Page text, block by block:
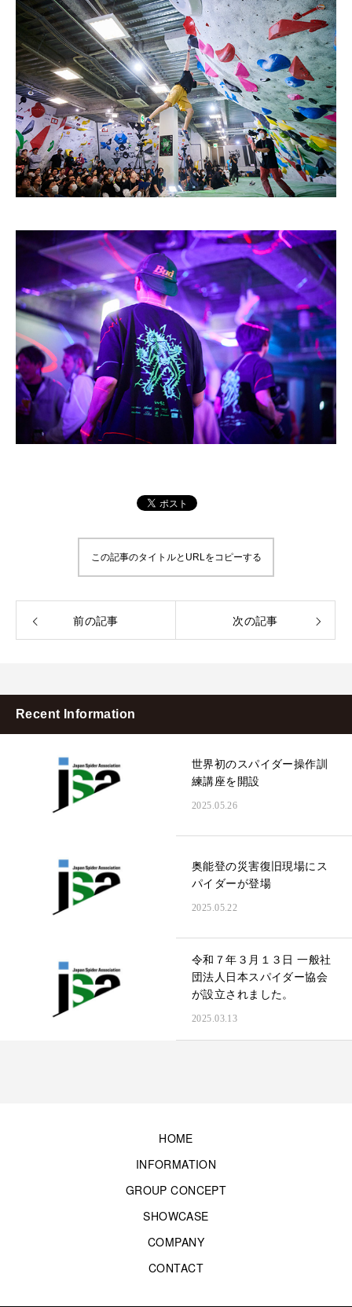
この記事のタイトルとURLをコピーする
前の記事 次の記事
Recent Information
世界初のスパイダー操作訓
練講座を開設
2025.05.26
奥能登の災害復旧現場にス
パイダーが登場
2025.05.22
令和７年３月１３日 一般社
団法人日本スパイダー協会
が設立されました。
2025.03.13
HOME
INFORMATION
GROUP CONCEPT
SHOWCASE
COMPANY
CONTACT